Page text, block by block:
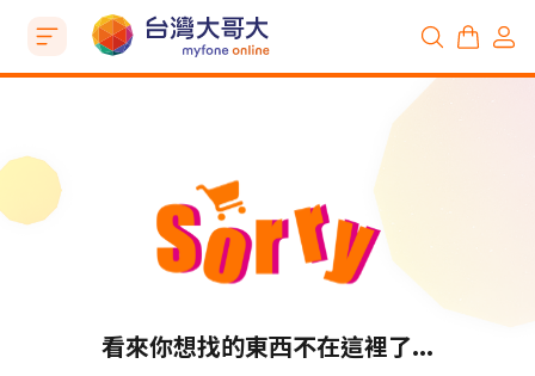
看來你想找的東西不在這裡了...